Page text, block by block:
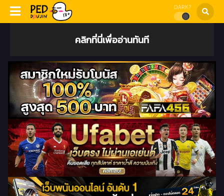
DARK?
คลิกที่นี่เพื่ออ่านทันที